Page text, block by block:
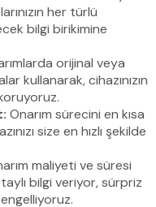
her türlü
bilgi birikimine
orijinal veya
kullanarak, cihazınızın
Onarım sürecini en kısa
size en hızlı şekilde
maliyeti ve süresi
bilgi veriyor, sürpriz